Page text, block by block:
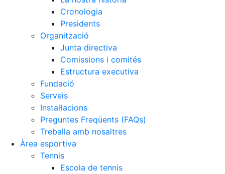
Cronologia
Presidents
Organització
Junta directiva
Comissions i comités
Estructura executiva
Fundació
Serveis
Instal·lacions
Preguntes Freqüents (FAQs)
Treballa amb nosaltres
Àrea esportiva
Tennis
Escola de tennis